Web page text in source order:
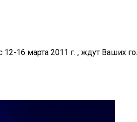
16 марта 2011 г. , ждут Ваших